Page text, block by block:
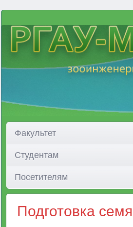
Факультет
Студентам
Посетителям
Подготовка